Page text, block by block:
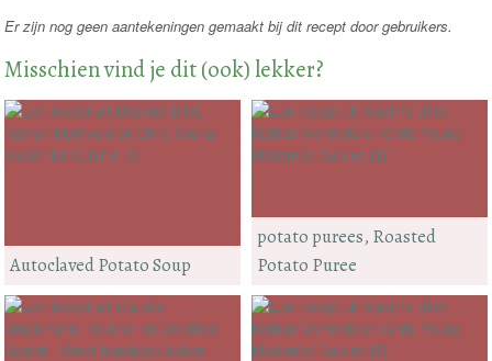
Er zijn nog geen aantekeningen gemaakt bij dit recept door gebruikers.
Misschien vind je dit (ook) lekker?
potato purees, Roasted
Potato Puree
Autoclaved Potato Soup